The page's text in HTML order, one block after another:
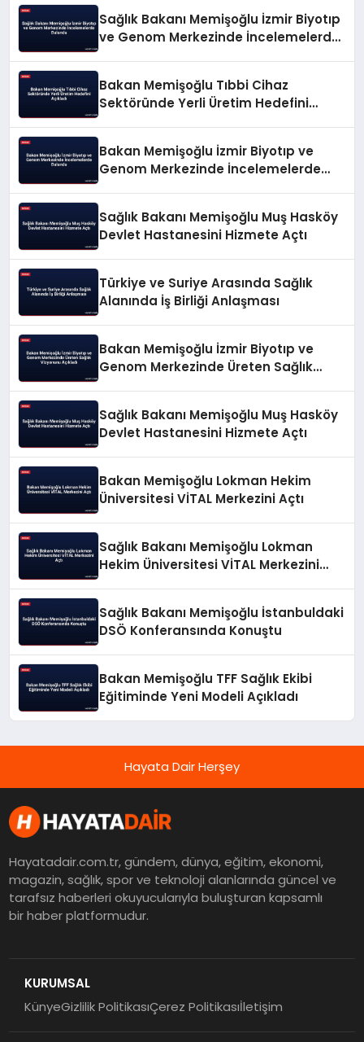
Sağlık Bakanı Memişoğlu İzmir Biyotıp
ve Genom Merkezinde İncelemelerde
Bakan Memişoğlu Tıbbi Cihaz
Sektöründe Yerli Üretim Hedefini
Bakan Memişoğlu İzmir Biyotıp ve
Genom Merkezinde İncelemelerde
Sağlık Bakanı Memişoğlu Muş Hasköy
Devlet Hastanesini Hizmete Açtı
Türkiye ve Suriye Arasında Sağlık
Alanında İş Birliği Anlaşması
Bakan Memişoğlu İzmir Biyotıp ve
Genom Merkezinde Üreten Sağlık
Sağlık Bakanı Memişoğlu Muş Hasköy
Devlet Hastanesini Hizmete Açtı
Bakan Memişoğlu Lokman Hekim
Üniversitesi VİTAL Merkezini Açtı
Sağlık Bakanı Memişoğlu Lokman
Hekim Üniversitesi VİTAL Merkezini
Sağlık Bakanı Memişoğlu İstanbuldaki
DSÖ Konferansında Konuştu
Bakan Memişoğlu TFF Sağlık Ekibi
Eğitiminde Yeni Modeli Açıkladı
Hayata Dair Herşey
Hayatadair.com.tr, gündem, dünya, eğitim, ekonomi,
magazin, sağlık, spor ve teknoloji alanlarında güncel ve
tarafsız haberleri okuyucularıyla buluşturan kapsamlı
bir haber platformudur.
KURUMSAL
KünyeGizlilik PolitikasıÇerez Politikasıİletişim